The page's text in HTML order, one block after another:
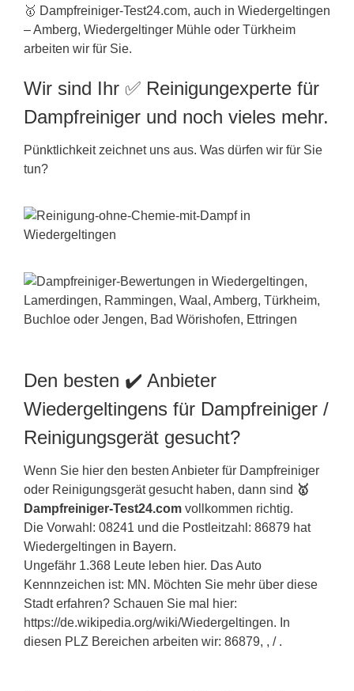
🥇 Dampfreiniger-Test24.com, auch in Wiedergeltingen
– Amberg, Wiedergeltinger Mühle oder Türkheim
arbeiten wir für Sie.
Wir sind Ihr ✅ Reinigungexperte für
Dampfreiniger und noch vieles mehr.
Pünktlichkeit zeichnet uns aus. Was dürfen wir für Sie
tun?
Den besten ✔️ Anbieter
Wiedergeltingens für Dampfreiniger /
Reinigungsgerät gesucht?
Wenn Sie hier den besten Anbieter für Dampfreiniger
oder Reinigungsgerät gesucht haben, dann sind 🥇
Dampfreiniger-Test24.com vollkommen richtig.
Die Vorwahl: 08241 und die Postleitzahl: 86879 hat
Wiedergeltingen in Bayern.
Ungefähr 1.368 Leute leben hier. Das Auto
Kennnzeichen ist: MN. Möchten Sie mehr über diese
Stadt erfahren? Schauen Sie mal hier:
https://de.wikipedia.org/wiki/Wiedergeltingen. In
diesen PLZ Bereichen arbeiten wir: 86879, , / .